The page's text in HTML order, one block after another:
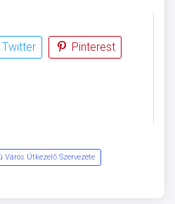
Twitter
Pinterest
Város Útkezelő Szervezete